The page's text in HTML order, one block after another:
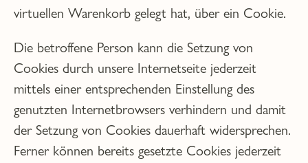
virtuellen Warenkorb gelegt hat, über ein Cookie.
Die betroffene Person kann die Setzung von
Cookies durch unsere Internetseite jederzeit
mittels einer entsprechenden Einstellung des
genutzten Internetbrowsers verhindern und damit
der Setzung von Cookies dauerhaft widersprechen.
Ferner können bereits gesetzte Cookies jederzeit